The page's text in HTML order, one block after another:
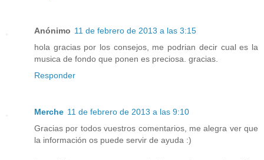
Anónimo 11 de febrero de 2013 a las 3:15
hola gracias por los consejos, me podrian decir cual es la
musica de fondo que ponen es preciosa. gracias.
Responder
Merche 11 de febrero de 2013 a las 9:10
Gracias por todos vuestros comentarios, me alegra ver que
la información os puede servir de ayuda :)